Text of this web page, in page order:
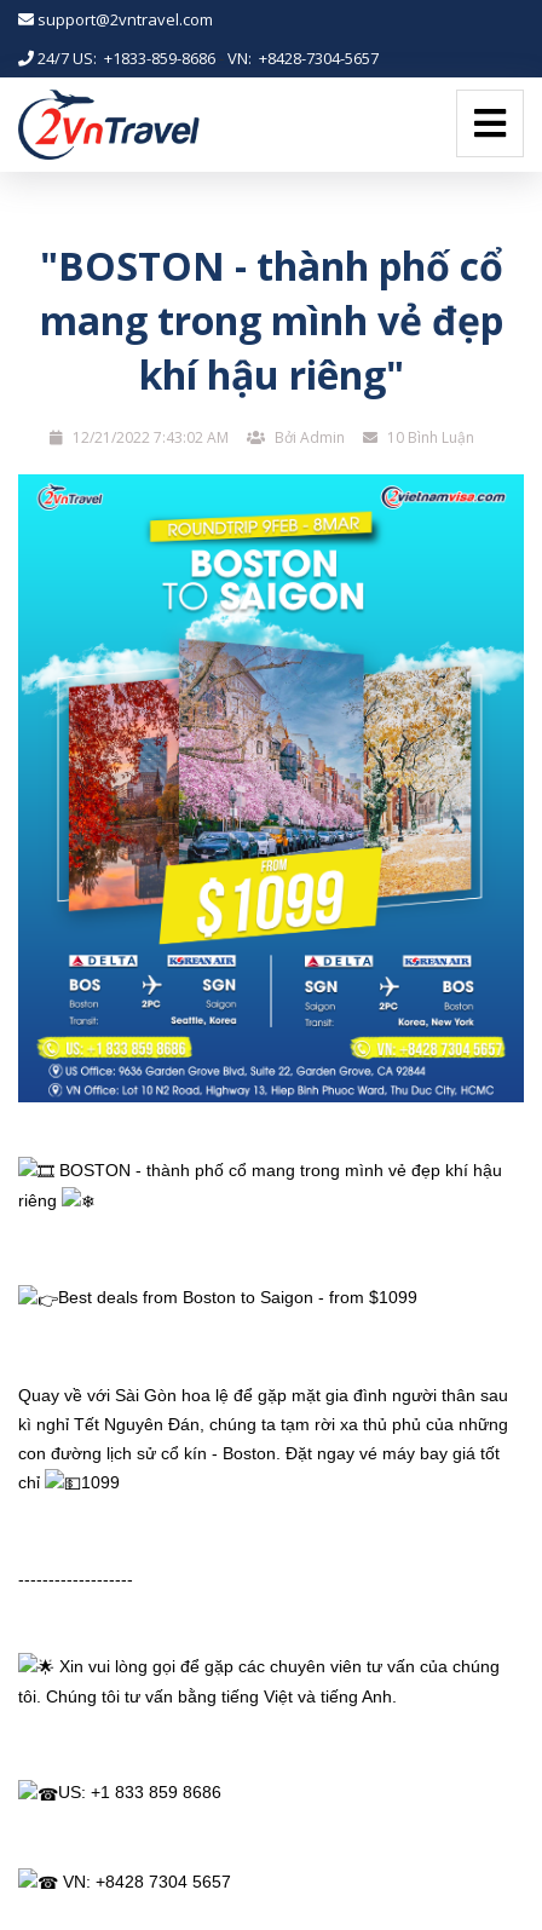
-->
support@2vntravel.com
24/7 US: +1833-859-8686 - VN: +8428-7304-5657
Vé
"BOSTON - thành phố cổ
mang trong mình vẻ đẹp
khí hậu riêng"
12/21/2022 7:43:02 AM Bởi Admin 10 Bình Luận
BOSTON - thành phố cổ mang trong mình vẻ đẹp khí hậu
riêng
Best deals from Boston to Saigon - from $1099
Quay về với Sài Gòn hoa lệ để gặp mặt gia đình người thân sau
kì nghỉ Tết Nguyên Đán, chúng ta tạm rời xa thủ phủ của những
con đường lịch sử cổ kín - Boston. Đặt ngay vé máy bay giá tốt
chỉ
1099
-------------------
Xin vui lòng gọi để gặp các chuyên viên tư vấn của chúng
tôi. Chúng tôi tư vấn bằng tiếng Việt và tiếng Anh.
US: +1 833 859 8686
VN: +8428 7304 5657